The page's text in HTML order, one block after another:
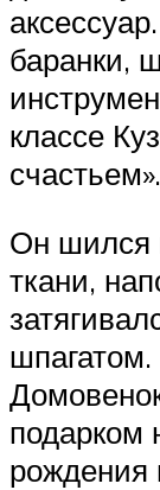
баранки,
классе
счастьем».
Он шился
ткани,
подарком
рождения